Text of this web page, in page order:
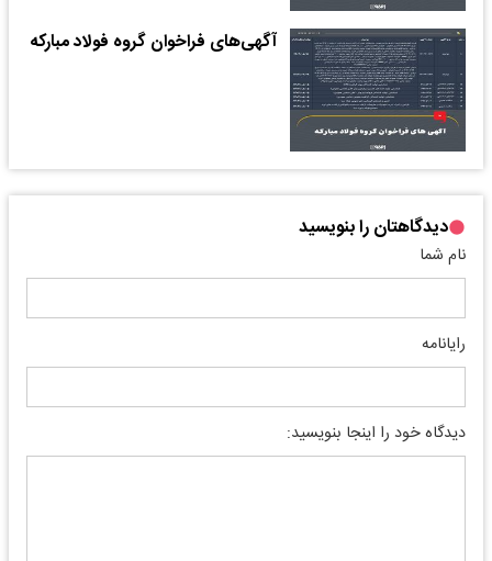
آگهی‌های فراخوان گروه فولاد مبارکه
دیدگاهتان را بنویسید
نام شما
رایانامه
دیدگاه خود را اینجا بنویسید: